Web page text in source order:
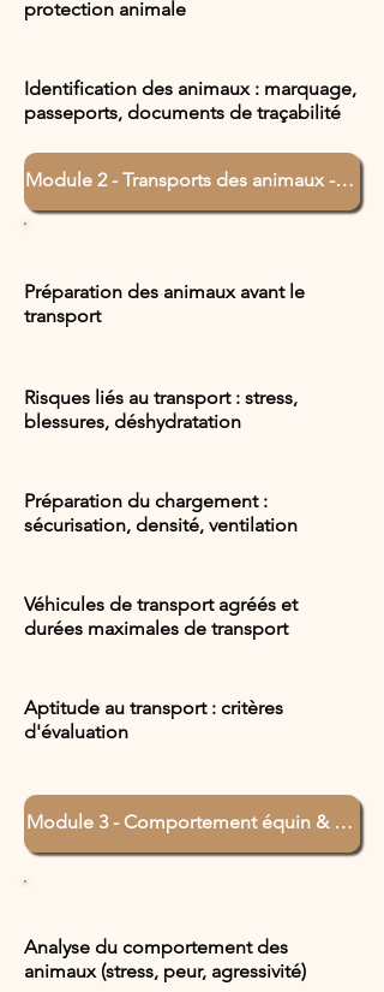
protection animale
Identification des animaux : marquage,
passeports, documents de traçabilité
Préparation des animaux avant le
transport
Risques liés au transport : stress,
blessures, déshydratation
Préparation du chargement :
sécurisation, densité, ventilation
Véhicules de transport agréés et
durées maximales de transport
Aptitude au transport : critères
d'évaluation
Analyse du comportement des
animaux (stress, peur, agressivité)